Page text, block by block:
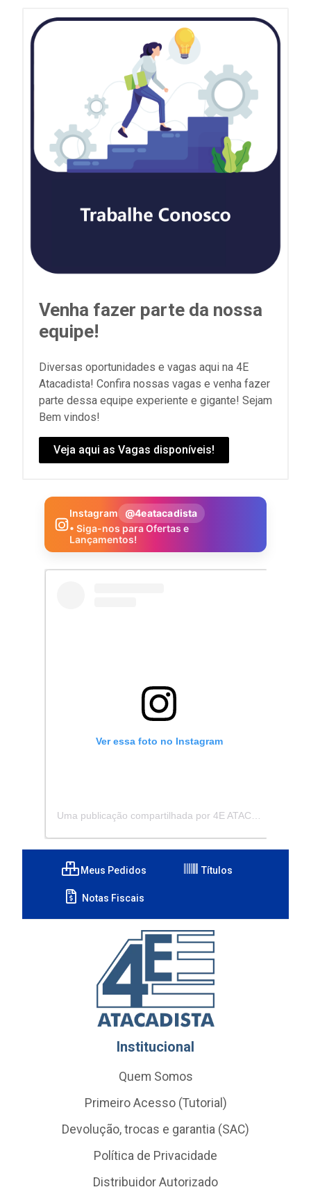
Venha fazer parte da nossa
equipe!
Diversas oportunidades e vagas aqui na 4E
Atacadista! Confira nossas vagas e venha fazer
parte dessa equipe experiente e gigante! Sejam
Bem vindos!
Veja aqui as Vagas disponíveis!
Instagram
@4eatacadista
• Siga-nos para Ofertas e
Lançamentos!
Ver essa foto no Instagram
Meus Pedidos Títulos
Notas Fiscais
Institucional
Quem Somos
Primeiro Acesso (Tutorial)
Devolução, trocas e garantia (SAC)
Política de Privacidade
Distribuidor Autorizado